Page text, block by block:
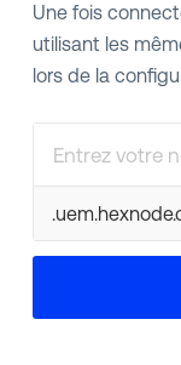
Une fois
utilisant les
lors de la